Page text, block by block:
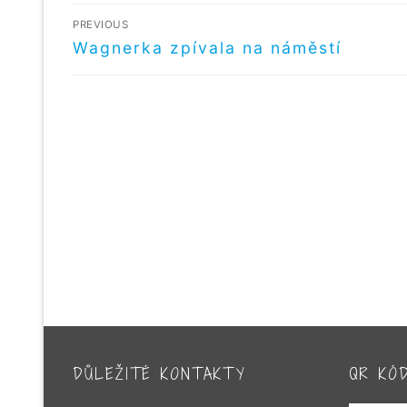
NAVIGACE
PRO
PREVIOUS
Předchozí
Wagnerka zpívala na náměstí
DŮLEŽITÉ KONTAKTY QR KÓD